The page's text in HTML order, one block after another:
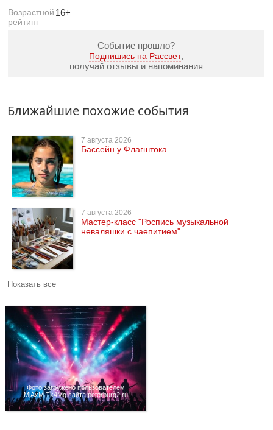
Возрастной
рейтинг
16+
Событие прошло?
Подпишись на Рассвет,
получай отзывы и напоминания
Ближайшие похожие события
7 августа 2026
Бассейн у Флагштока
7 августа 2026
Мастер-класс "Роспись музыкальной
неваляшки с чаепитием"
Показать все
Фото загружено пользователем
MjAxM Tk4Mg сайта peterburg2.ru